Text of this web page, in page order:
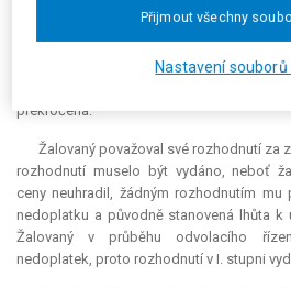
Žalobce namítl nezákonnost
pozemkový úřad byl pouze
nedoplatku přídělové ceny, nikoli ale k
překročena.
Žalovaný považoval své rozhodnutí za
rozhodnutí muselo být vydáno, neboť
ceny neuhradil, žádným rozhodnutím mu
nedoplatku a původně stanovená lhůta k
Žalovaný v průběhu odvolacího
nedoplatek, proto rozhodnutí v I. stupni
Nastavení souborů
Přijmout všechny